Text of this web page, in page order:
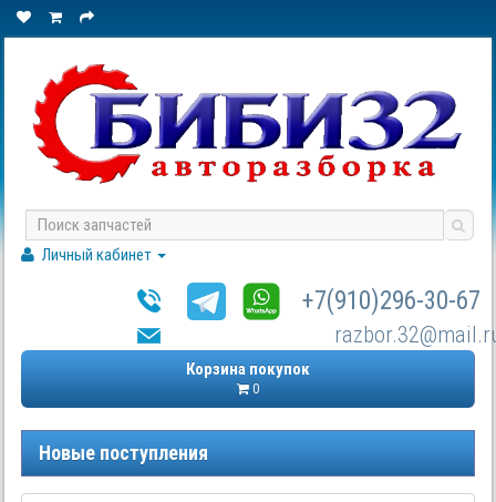
Личный кабинет
+7(910)296-30-67
Корзина покупок
0
Новые поступления